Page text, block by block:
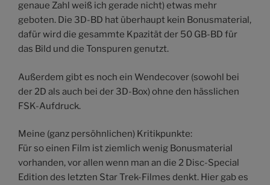
genaue Zahl weiß ich gerade nicht) etwas mehr
geboten. Die 3D-BD hat überhaupt kein Bonusmaterial,
dafür wird die gesammte Kpazität der 50 GB-BD für
das Bild und die Tonspuren genutzt.
Außerdem gibt es noch ein Wendecover (sowohl bei
der 2D als auch bei der 3D-Box) ohne den hässlichen
FSK-Aufdruck.
Meine (ganz persöhnlichen) Kritikpunkte:
Für so einen Film ist ziemlich wenig Bonusmaterial
vorhanden, vor allen wenn man an die 2 Disc-Special
Edition des letzten Star Trek-Filmes denkt. Hier gab es